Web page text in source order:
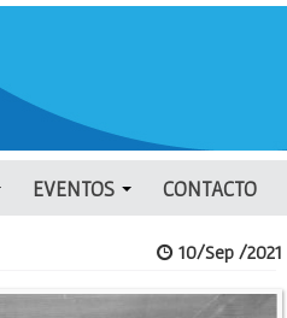
EVENTOS CONTACTO
10/Sep /2021